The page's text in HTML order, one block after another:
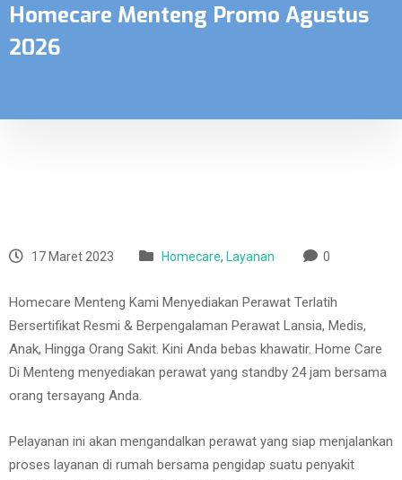
Homecare Menteng Promo Agustus
2026
17 Maret 2023 Homecare, Layanan 0
Homecare Menteng Kami Menyediakan Perawat Terlatih
Bersertifikat Resmi & Berpengalaman Perawat Lansia, Medis,
Anak, Hingga Orang Sakit. Kini Anda bebas khawatir. Home Care
Di Menteng menyediakan perawat yang standby 24 jam bersama
orang tersayang Anda.
Pelayanan ini akan mengandalkan perawat yang siap menjalankan
proses layanan di rumah bersama pengidap suatu penyakit